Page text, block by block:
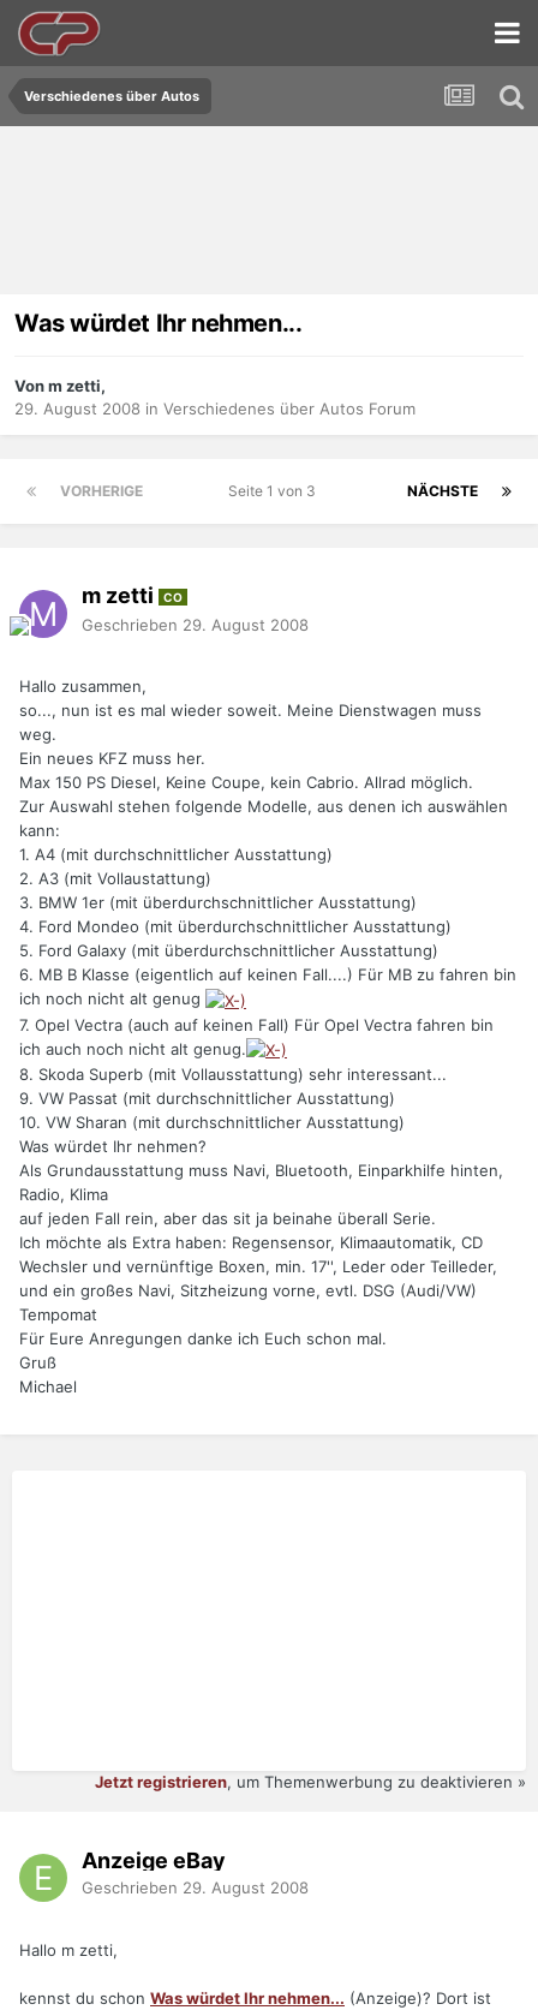
Verschiedenes über Autos
Was würdet Ihr nehmen...
Von m zetti,
29. August 2008 in Verschiedenes über Autos Forum
VORHERIGE NÄCHSTE
Seite 1 von 3
m zetti CO
Geschrieben 29. August 2008
Hallo zusammen,
so..., nun ist es mal wieder soweit. Meine Dienstwagen muss
weg.
Ein neues KFZ muss her.
Max 150 PS Diesel, Keine Coupe, kein Cabrio. Allrad möglich.
Zur Auswahl stehen folgende Modelle, aus denen ich auswählen
kann:
1. A4 (mit durchschnittlicher Ausstattung)
2. A3 (mit Vollaustattung)
3. BMW 1er (mit überdurchschnittlicher Ausstattung)
4. Ford Mondeo (mit überdurchschnittlicher Ausstattung)
5. Ford Galaxy (mit überdurchschnittlicher Ausstattung)
6. MB B Klasse (eigentlich auf keinen Fall....) Für MB zu fahren bin
ich noch nicht alt genug
7. Opel Vectra (auch auf keinen Fall) Für Opel Vectra fahren bin
ich auch noch nicht alt genug.
8. Skoda Superb (mit Vollausstattung) sehr interessant...
9. VW Passat (mit durchschnittlicher Ausstattung)
10. VW Sharan (mit durchschnittlicher Ausstattung)
Was würdet Ihr nehmen?
Als Grundausstattung muss Navi, Bluetooth, Einparkhilfe hinten,
Radio, Klima
auf jeden Fall rein, aber das sit ja beinahe überall Serie.
Ich möchte als Extra haben: Regensensor, Klimaautomatik, CD
Wechsler und vernünftige Boxen, min. 17'', Leder oder Teilleder,
und ein großes Navi, Sitzheizung vorne, evtl. DSG (Audi/VW)
Tempomat
Für Eure Anregungen danke ich Euch schon mal.
Gruß
Michael
Jetzt registrieren, um Themenwerbung zu deaktivieren »
Anzeige eBay
Geschrieben 29. August 2008
Hallo m zetti,
kennst du schon Was würdet Ihr nehmen... (Anzeige)? Dort ist